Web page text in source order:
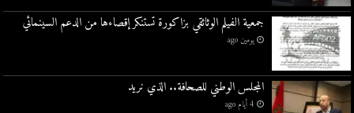
جمعية الفيلم الوثائقي بزاكورة تستنكر إقصاءها من الدعم السينمائي
يومين ago
المجلس الوطني للصحافة.. الذي نريد
4 أيام ago